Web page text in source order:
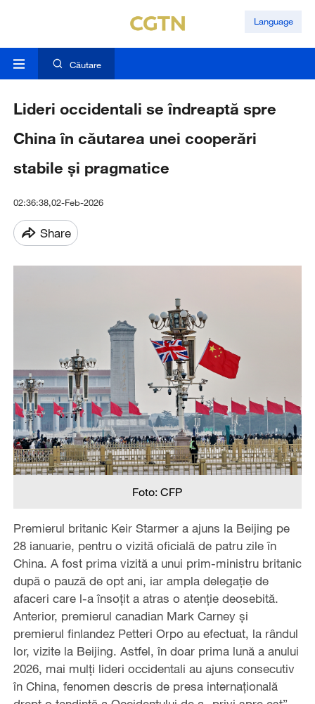
Language
Căutare
Lideri occidentali se îndreaptă spre
China în căutarea unei cooperări
stabile și pragmatice
02:36:38,02-Feb-2026
Share
Foto: CFP
Premierul britanic Keir Starmer a ajuns la Beijing pe
28 ianuarie, pentru o vizită oficială de patru zile în
China. A fost prima vizită a unui prim-ministru britanic
după o pauză de opt ani, iar ampla delegație de
afaceri care l-a însoțit a atras o atenție deosebită.
Anterior, premierul canadian Mark Carney și
premierul finlandez Petteri Orpo au efectuat, la rândul
lor, vizite la Beijing. Astfel, în doar prima lună a anului
2026, mai mulți lideri occidentali au ajuns consecutiv
în China, fenomen descris de presa internațională